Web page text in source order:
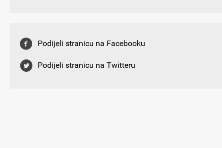
Podijeli stranicu na Facebooku
Podijeli stranicu na Twitteru